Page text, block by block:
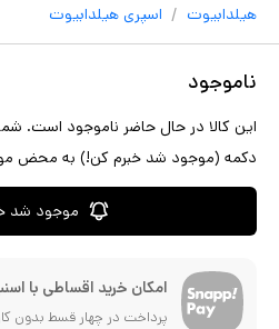
هیلدابیوت / اسپری هیلدابیوت
ناموجود
این کالا در حال حاضر ناموجود است.
دکمه (موجود شد خبرم کن!) به محض
موجود شد
امکان خرید اقساطی با
پرداخت در چهار قسط بدون